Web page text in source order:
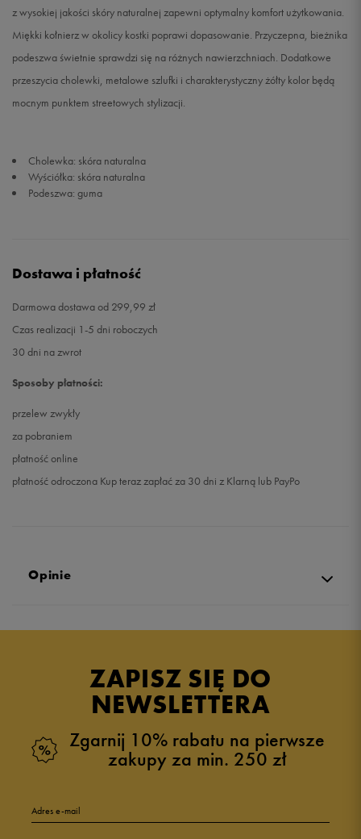
z wysokiej jakości skóry naturalnej zapewni optymalny komfort użytkowania.
Miękki kołnierz w okolicy kostki poprawi dopasowanie. Przyczepna, bieżnika
podeszwa świetnie sprawdzi się na różnych nawierzchniach. Dodatkowe
przeszycia cholewki, metalowe szlufki i charakterystyczny żółty kolor będą
mocnym punktem streetowych stylizacji.
Cholewka: skóra naturalna
Wyściółka: skóra naturalna
Podeszwa: guma
Dostawa i płatność
Darmowa dostawa od 299,99 zł
Czas realizacji 1-5 dni roboczych
30 dni na zwrot
Sposoby płatności:
przelew zwykły
za pobraniem
płatność online
płatność odroczona Kup teraz zapłać za 30 dni z Klarną lub PayPo
Opinie
ZAPISZ SIĘ DO
NEWSLETTERA
Zgarnij 10% rabatu na pierwsze
zakupy za min. 250 zł
Adres e-mail